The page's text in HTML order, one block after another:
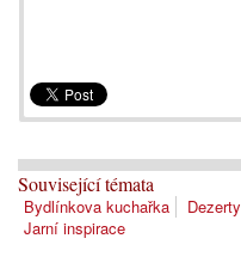
Související témata
Bydlínkova kuchařka
Jarní inspirace